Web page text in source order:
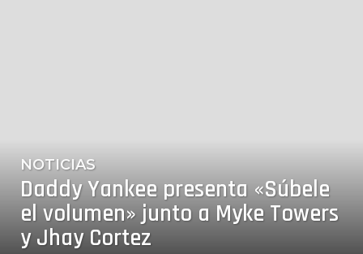
5
a
o
s
NOTICIAS
Daddy Yankee presenta «Súbele
el volumen» junto a Myke Towers
y Jhay Cortez